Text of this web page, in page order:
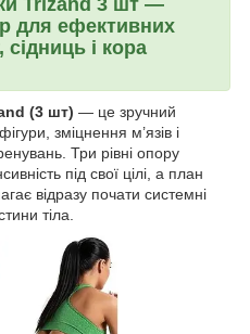
для ефективних
сідниць і кора
(3 шт) — це зручний
зміцнення м’язів і
Три рівні опору
під свої цілі, а план
відразу почати системні
тіла.